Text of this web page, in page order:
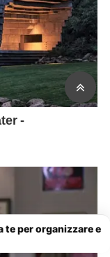
te per organizzare e